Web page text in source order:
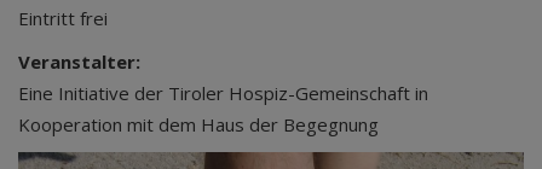
Eintritt frei
Veranstalter:
Eine Initiative der Tiroler Hospiz-Gemeinschaft in
Kooperation mit dem Haus der Begegnung